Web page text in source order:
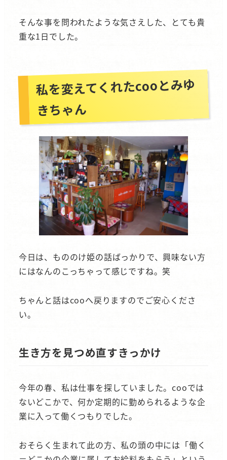
そんな事を問われたような気さえした、とても貴
重な1日でした。
私を変えてくれたcooとみゆ
きちゃん
今日は、もののけ姫の話ばっかりで、興味ない方
にはなんのこっちゃって感じですね。笑
ちゃんと話はcooへ戻りますのでご安心くださ
い。
生き方を見つめ直すきっかけ
今年の春、私は仕事を探していました。cooでは
ないどこかで、何か定期的に勤められるような企
業に入って働くつもりでした。
おそらく生まれて此の方、私の頭の中には「働く